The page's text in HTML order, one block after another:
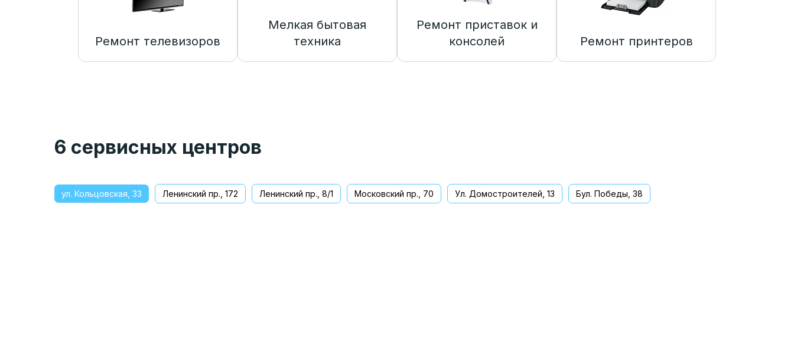
Ремонт телевизоров
Мелкая бытовая
техника
Ремонт приставок и
консолей
Ремонт принтеров
6 сервисных центров
ул. Кольцовская, 33 Ленинский пр., 172 Ленинский пр., 8/1 Московский пр., 70 Ул. Домостроителей, 13 Бул. Победы, 38